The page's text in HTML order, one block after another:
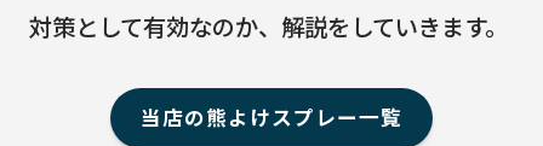
対策として有効なのか、解説をしていきます。
当店の熊よけスプレー一覧